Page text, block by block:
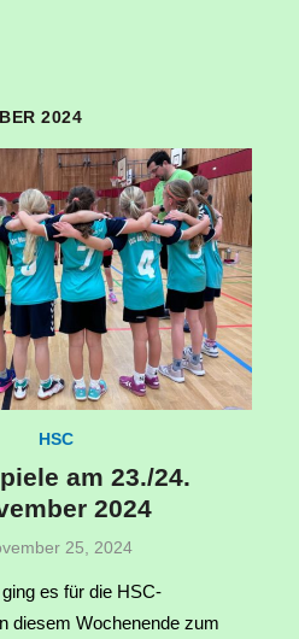
2024
HSC
am 23./24.
2024
25, 2024
es für die HSC-
diesem Wochenende zum